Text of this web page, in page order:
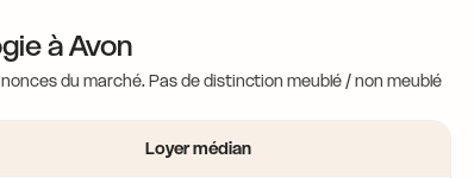
à Avon
du marché. Pas de distinction meublé / non meublé
Loyer médian